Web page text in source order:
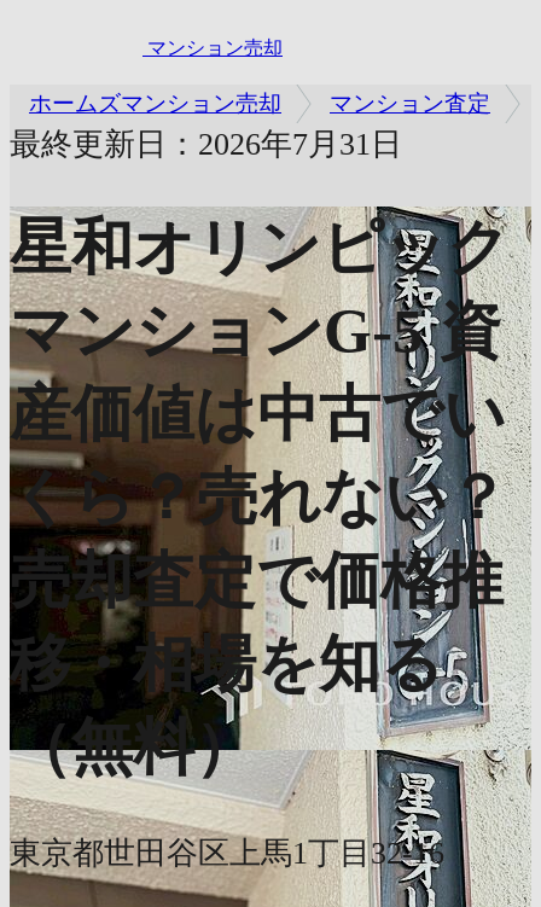
マンション売却
ホームズマンション売却 マンション査定
最終更新日：2026年7月31日
星和オリンピック
マンションG-5 資
産価値は中古でい
くら？売れない？
売却査定で価格推
移・相場を知る
（無料）
東京都世田谷区上馬1丁目32-16